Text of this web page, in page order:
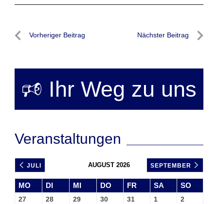
Beitragsnavigation
Vorheriger Beitrag Nächster Beitrag
🕫 Ihr Weg zu uns
Veranstaltungen
JULI AUGUST 2026 SEPTEMBER
MO DI MI DO FR SA SO
27 28 29 30 31 1 2